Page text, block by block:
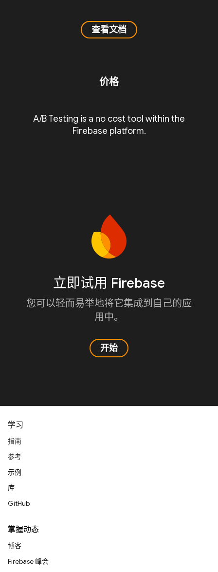
查看文档
价格
A/B Testing is a no cost tool within the
Firebase platform.
立即试用 Firebase
您可以轻而易举地将它集成到自己的应
用中。
开始
学习
指南
参考
示例
库
GitHub
掌握动态
博客
Firebase 峰会